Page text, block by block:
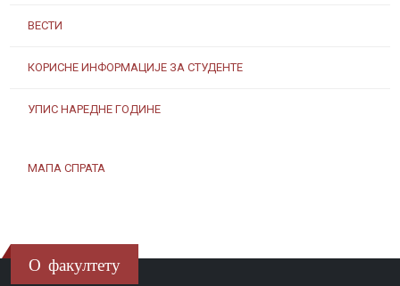
ВЕСТИ
КОРИСНЕ ИНФОРМАЦИЈЕ ЗА СТУДЕНТЕ
УПИС НАРЕДНЕ ГОДИНЕ
МАПА СПРАТА
О факултету